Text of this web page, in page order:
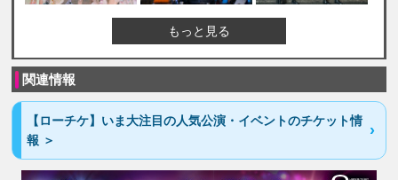
もっと見る
関連情報
【ローチケ】いま大注目の人気公演・イベントのチケット情
報 ＞